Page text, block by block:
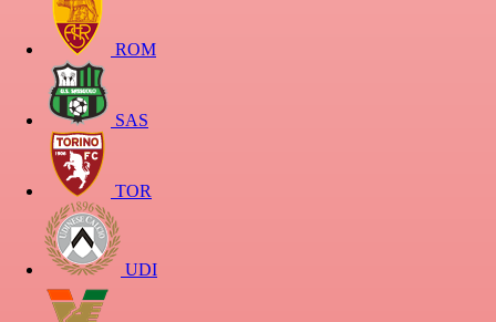
ROM
SAS
TOR
UDI